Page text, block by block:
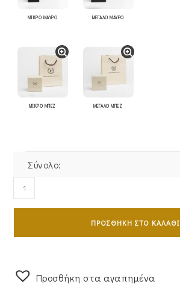
ΜΙΚΡΟ ΜΑΥΡΟ ΜΕΓΑΛΟ ΜΑΥΡΟ
ΜΙΚΡΟ ΜΠΕΖ ΜΕΓΑΛΟ ΜΠΕΖ
Σύνολο:
Δαχτυλίδι
Ροζέτα
Με
ΠΡΟΣΘΉΚΗ ΣΤΟ ΚΑΛΆΘΙ
Προσθήκη στα αγαπημένα